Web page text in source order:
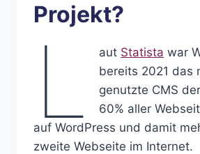
Projekt?
L aut Statista war
bereits 2021 das
genutzte CMS
60% aller
auf WordPress und damit
zweite Webseite im Internet.